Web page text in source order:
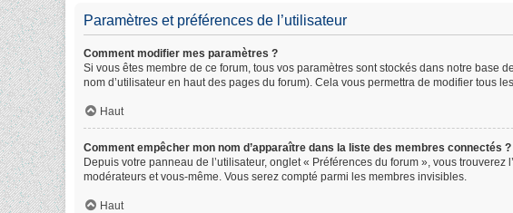
Paramètres et préférences de l’utilisateur
Comment modifier mes paramètres ?
Si vous êtes membre de ce forum, tous vos paramètres sont stockés dans notre base
nom d’utilisateur en haut des pages du forum). Cela vous permettra de modifier tous
Haut
Comment empêcher mon nom d’apparaître dans la liste des membres connectés ?
Depuis votre panneau de l’utilisateur, onglet « Préférences du forum », vous trouverez
modérateurs et vous-même. Vous serez compté parmi les membres invisibles.
Haut